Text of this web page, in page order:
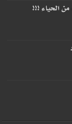
الحياء !!!